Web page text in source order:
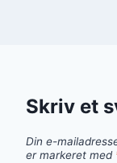
Skriv et
Din e-
er markeret med